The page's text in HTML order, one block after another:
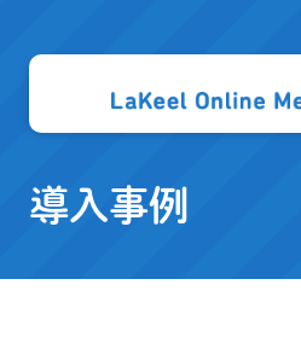
導入事例